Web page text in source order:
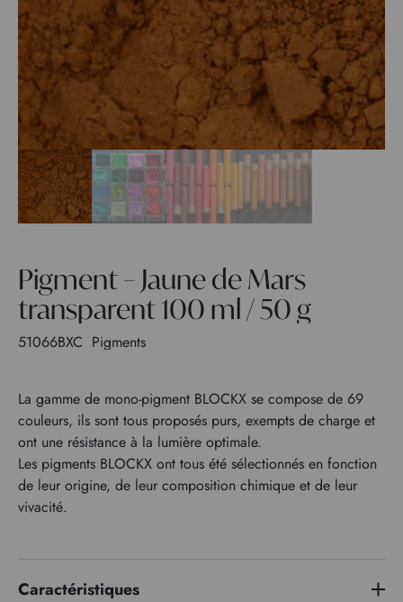
Pigment – Jaune de Mars
transparent 100 ml / 50 g
51066BXC Pigments
La gamme de mono-pigment BLOCKX se compose de 69
couleurs, ils sont tous proposés purs, exempts de charge et
ont une résistance à la lumière optimale.
Les pigments BLOCKX ont tous été sélectionnés en fonction
de leur origine, de leur composition chimique et de leur
vivacité.
Caractéristiques